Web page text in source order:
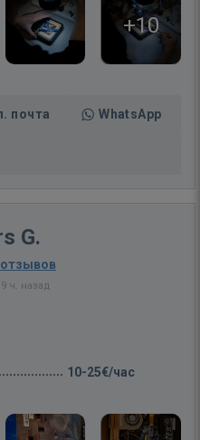
+10
почта WhatsApp
G.
отзывов
ч. назад
10-25€/час